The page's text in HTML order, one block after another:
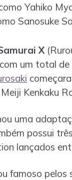
Yahiko
Sanosuke
X
um total
Meiji Kenkaku
uma
possui
lançados
famoso pelos